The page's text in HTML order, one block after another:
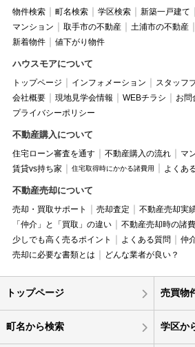
物件検索 町名検索 学区検索 新築一戸建て
マンション
取手市の不動産 土浦市の不動産
新着物件
値下がり物件
ハウスモアについて
トップページ インフォメーション スタッフ
会社概要
現地見学会情報 WEBチラシ
お問
プライバシーポリシー
不動産購入について
住宅ローン審査を通す 不動産購入の流れ
マ
賃貸vs持ち家
住宅取得時にかかる諸費用 よくあ
不動産売却について
売却・買取サポート 売却査定 不動産売却実
「仲介」と「買取」の違い
不動産売却時の諸
少しでも高く売るポイント
よくある質問
仲
売却に必要な書類とは
どんな業者が良い？
トップページ 売買物
町名から検索 学区か